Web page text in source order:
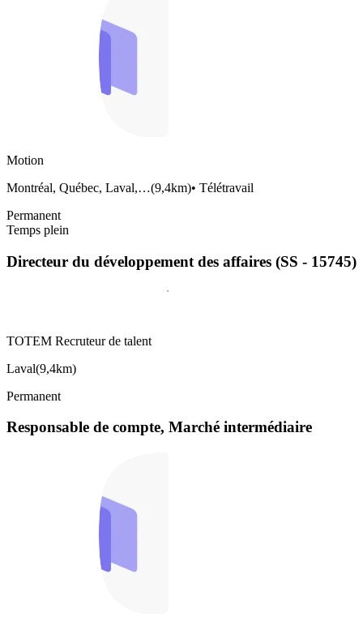
Motion
Montréal, Québec, Laval,…(9,4km)• Télétravail
Permanent
Temps plein
Directeur du développement des affaires (SS - 15745)
TOTEM Recruteur de talent
Laval(9,4km)
Permanent
Responsable de compte, Marché intermédiaire